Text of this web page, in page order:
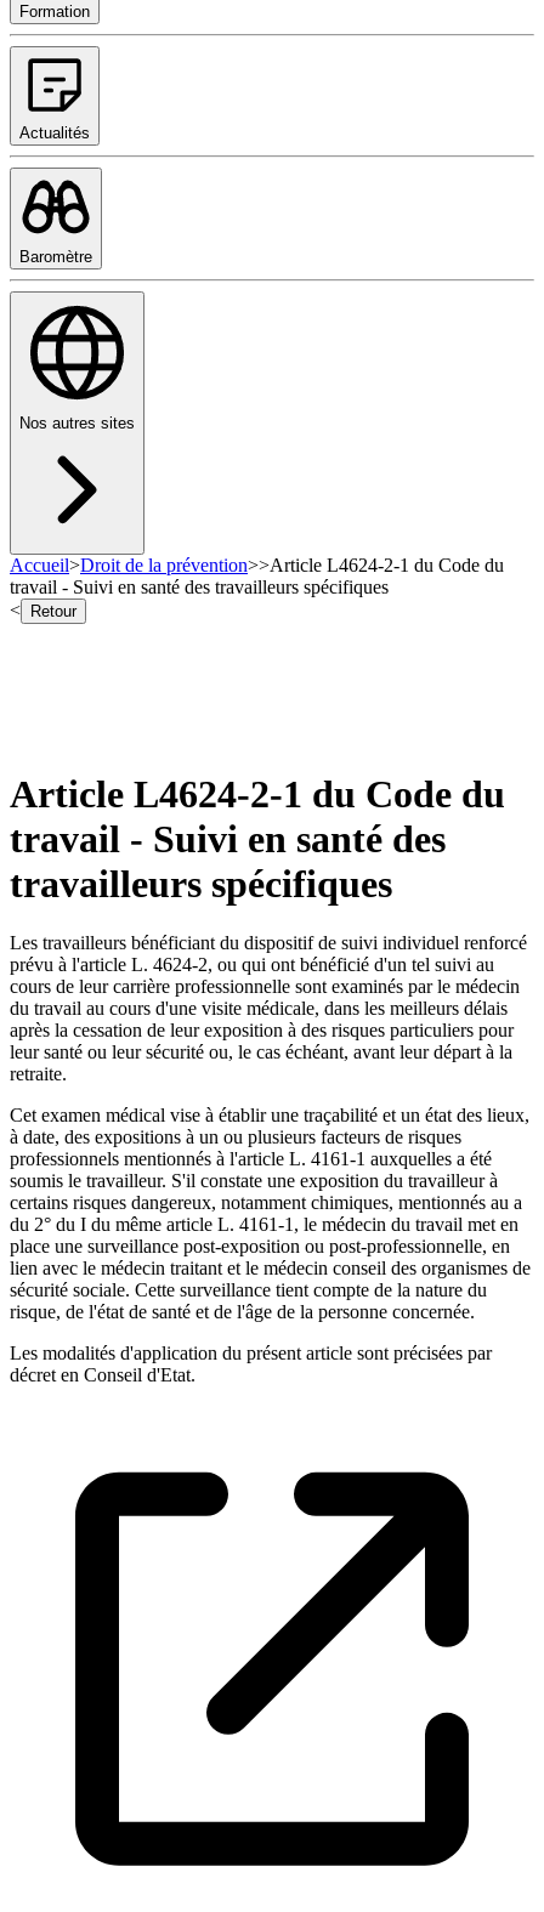
Formation
Actualités
Baromètre
Nos autres sites
Accueil>Droit de la prévention>>Article L4624-2-1 du Code du
travail - Suivi en santé des travailleurs spécifiques
<
Retour
Article L4624-2-1 du Code du
travail - Suivi en santé des
travailleurs spécifiques
Les travailleurs bénéficiant du dispositif de suivi individuel renforcé
prévu à l'article L. 4624-2, ou qui ont bénéficié d'un tel suivi au
cours de leur carrière professionnelle sont examinés par le médecin
du travail au cours d'une visite médicale, dans les meilleurs délais
après la cessation de leur exposition à des risques particuliers pour
leur santé ou leur sécurité ou, le cas échéant, avant leur départ à la
retraite.
Cet examen médical vise à établir une traçabilité et un état des lieux,
à date, des expositions à un ou plusieurs facteurs de risques
professionnels mentionnés à l'article L. 4161-1 auxquelles a été
soumis le travailleur. S'il constate une exposition du travailleur à
certains risques dangereux, notamment chimiques, mentionnés au a
du 2° du I du même article L. 4161-1, le médecin du travail met en
place une surveillance post-exposition ou post-professionnelle, en
lien avec le médecin traitant et le médecin conseil des organismes de
sécurité sociale. Cette surveillance tient compte de la nature du
risque, de l'état de santé et de l'âge de la personne concernée.
Les modalités d'application du présent article sont précisées par
décret en Conseil d'Etat.